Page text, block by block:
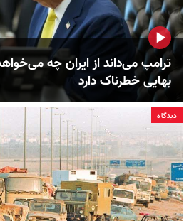
ترامپ می‌داند از ایران چه
بهایی خطرناک دارد
دیدگاه